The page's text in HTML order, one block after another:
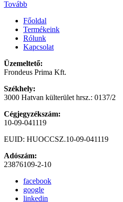
Tovább
Főoldal
Termékeink
Rólunk
Kapcsolat
Üzemeltető:
Frondeus Prima Kft.
Székhely:
3000 Hatvan külterület hrsz.: 0137/2
Cégjegyzékszám:
10-09-041119
EUID: HUOCCSZ.10-09-041119
Adószám:
23876109-2-10
facebook
google
linkedin